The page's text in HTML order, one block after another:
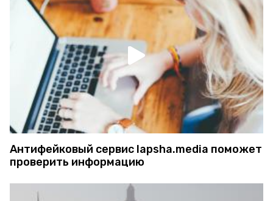
Антифейковый сервис lapsha.media поможет
проверить информацию